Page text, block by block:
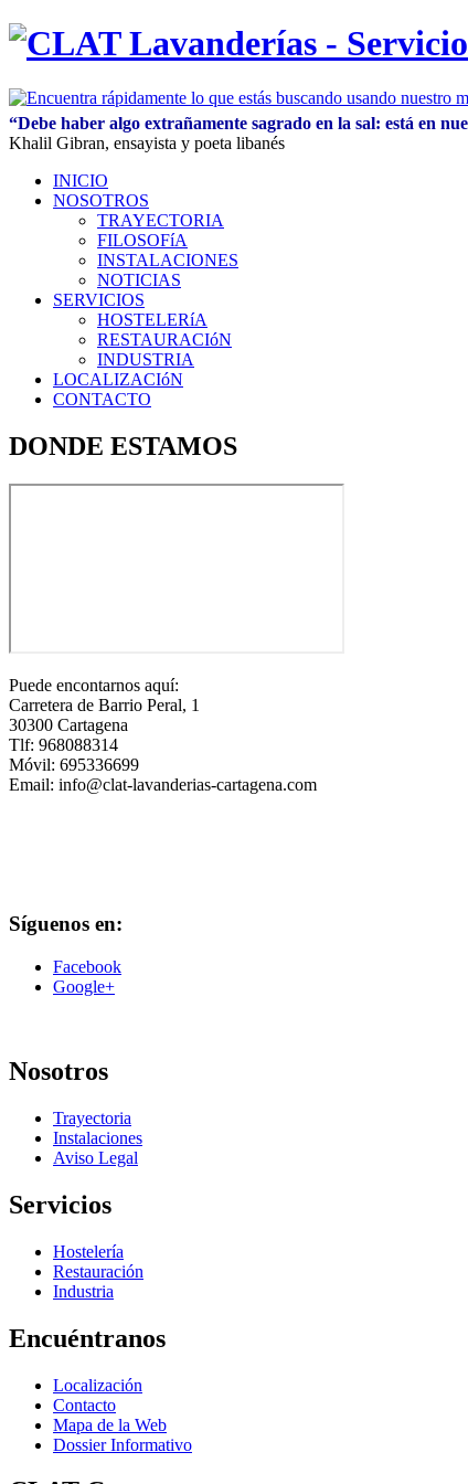
“Debe haber algo extrañamente sagrado en la sal: está en
Khalil Gibran, ensayista y poeta libanés
INICIO
NOSOTROS
TRAYECTORIA
FILOSOFíA
INSTALACIONES
NOTICIAS
SERVICIOS
HOSTELERíA
RESTAURACIóN
INDUSTRIA
LOCALIZACIóN
CONTACTO
DONDE ESTAMOS
Puede encontarnos aquí:
Carretera de Barrio Peral, 1
30300 Cartagena
Tlf: 968088314
Móvil: 695336699
Email: info@clat-lavanderias-cartagena.com
Síguenos en:
Facebook
Google+
Nosotros
Trayectoria
Instalaciones
Aviso Legal
Servicios
Hostelería
Restauración
Industria
Encuéntranos
Localización
Contacto
Mapa de la Web
Dossier Informativo